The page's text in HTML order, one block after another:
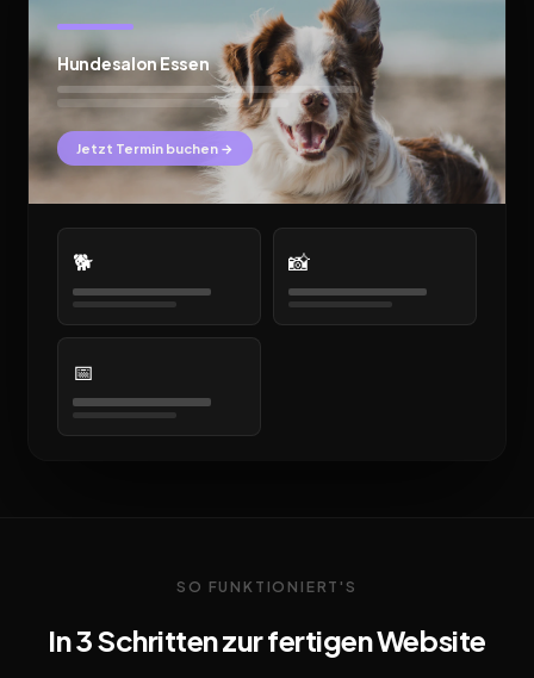
Hundesalon Essen
Jetzt Termin buchen →
🐕 📸
📅
SO FUNKTIONIERT'S
In 3 Schritten zur fertigen Website